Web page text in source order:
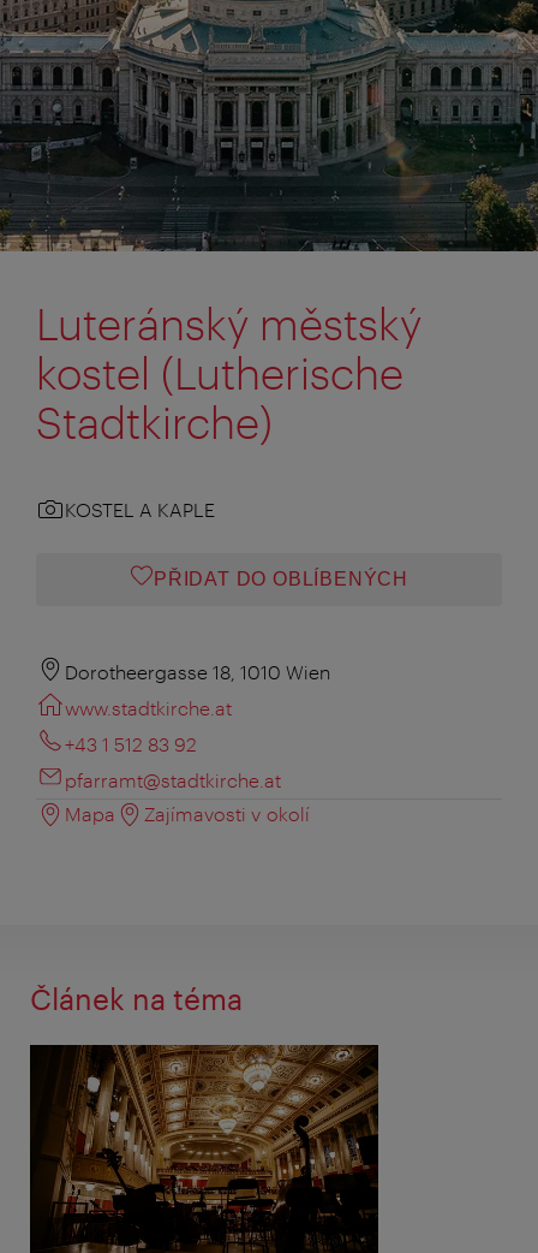
Luteránský městský
kostel (Lutherische
Stadtkirche)
KOSTEL A KAPLE
PŘIDAT DO OBLÍBENÝCH
Dorotheergasse 18, 1010 Wien
www.stadtkirche.at
+43 1 512 83 92
pfarramt@stadtkirche.at
Mapa
Zajímavosti v okolí
Článek na téma